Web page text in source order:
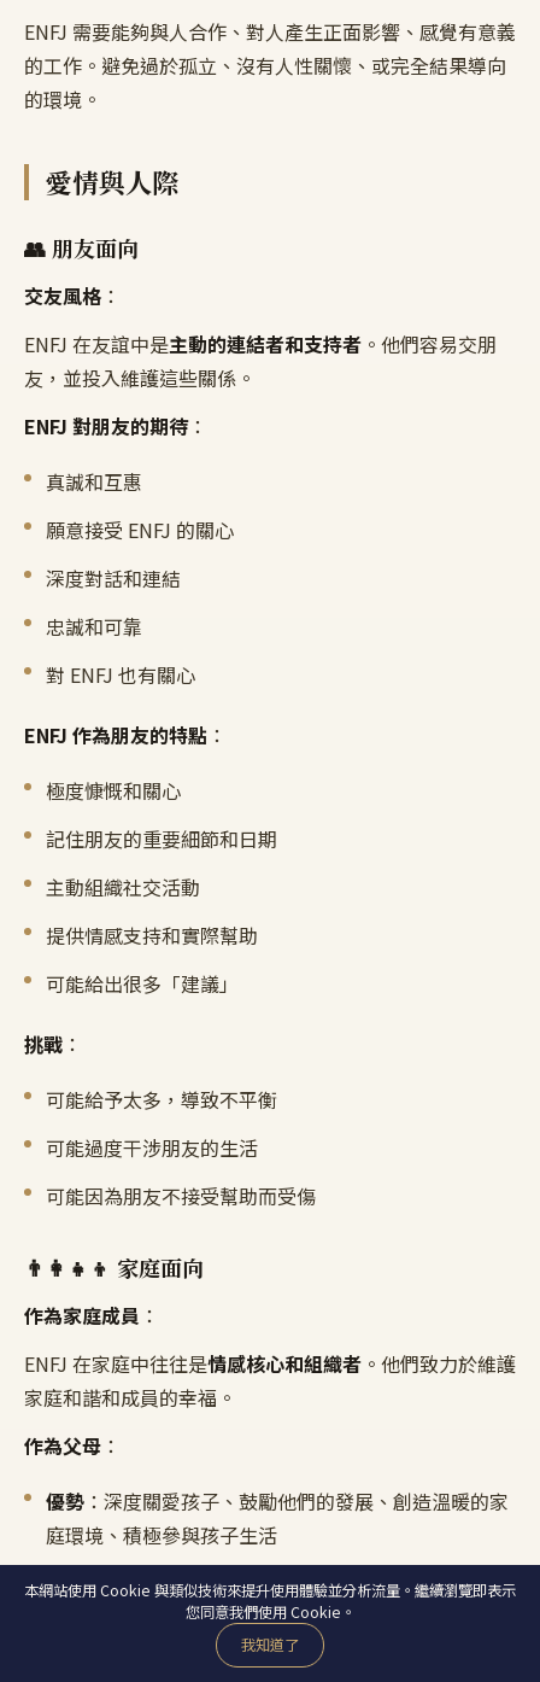
ENFJ 需要能夠與人合作、對人產生正面影響、感覺有意義
的工作。避免過於孤立、沒有人性關懷、或完全結果導向
的環境。
愛情與人際
👥 朋友面向
交友風格 ：
ENFJ 在友誼中是主動的連結者和支持者 。他們容易交朋
友，並投入維護這些關係。
ENFJ 對朋友的期待：
真誠和互惠
願意接受 ENFJ 的關心
深度對話和連結
忠誠和可靠
對 ENFJ 也有關心
ENFJ 作為朋友的特點 ：
極度慷慨和關心
記住朋友的重要細節和日期
主動組織社交活動
提供情感支持和實際幫助
可能給出很多「建議」
挑戰 ：
可能給予太多，導致不平衡
可能過度干涉朋友的生活
可能因為朋友不接受幫助而受傷
👨‍👩‍👧‍👦 家庭面向
作為家庭成員 ：
ENFJ 在家庭中往往是情感核心和組織者 。他們致力於維護
家庭和諧和成員的幸福。
作為父母 ：
優勢 ：深度關愛孩子、鼓勵他們的發展、創造溫暖的家
庭環境、積極參與孩子生活
挑戰：可能對孩子期望過高、可能過度保護或控制、需
要學習讓孩子獨立
本網站使用 Cookie 與類似技術來提升使用體驗並分析流量。繼續瀏覽即表示
您同意我們使用 Cookie。
我知道了